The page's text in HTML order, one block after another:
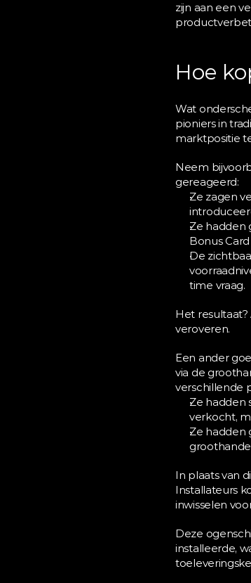
zijn aan een
Hoe
Wat
pioniers in
marktpositie
Neem
gereageerd:
Ze zagen
Ze hadden
Bonus
De
time vraag.
Het
veroveren.
Een ander
via de
verschillende
Ze hadden
verkocht,
Ze hadden
In plaats van
Installateurs
inwisselen
Deze
installeerde,